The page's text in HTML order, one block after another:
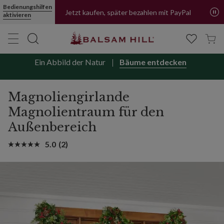
Bedienungshilfen
aktivieren
Jetzt kaufen, später bezahlen mit PayPal
Ein Abbild der Natur Bäume entdecken
Magnoliengirlande
Magnolientraum für den
Außenbereich
5.0 (2)
Magnoliengirlande Magnolientraum für den Außenbereich |